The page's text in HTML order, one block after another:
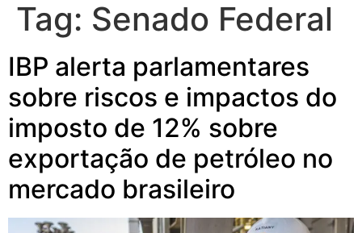
Tag: Senado Federal
IBP alerta parlamentares
sobre riscos e impactos do
imposto de 12% sobre
exportação de petróleo no
mercado brasileiro